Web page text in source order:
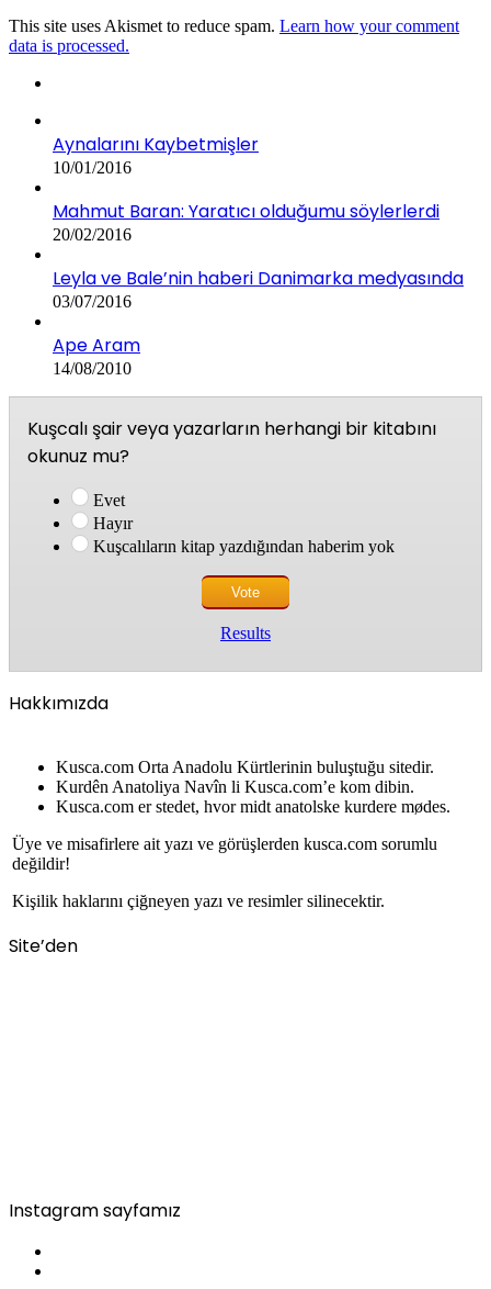
This site uses Akismet to reduce spam. Learn how your comment
data is processed.
Aynalarını Kaybetmişler
10/01/2016
Mahmut Baran: Yaratıcı olduğumu söylerlerdi
20/02/2016
Leyla ve Bale’nin haberi Danimarka medyasında
03/07/2016
Ape Aram
14/08/2010
Kuşcalı şair veya yazarların herhangi bir kitabını
okunuz mu?
Evet
Hayır
Kuşcalıların kitap yazdığından haberim yok
Results
Hakkımızda
Kusca.com Orta Anadolu Kürtlerinin buluştuğu sitedir.
Kurdên Anatoliya Navîn li Kusca.com’e kom dibin.
Kusca.com er stedet, hvor midt anatolske kurdere mødes.
Üye ve misafirlere ait yazı ve görüşlerden kusca.com sorumlu
değildir!
Kişilik haklarını çiğneyen yazı ve resimler silinecektir.
Site’den
Instagram sayfamız